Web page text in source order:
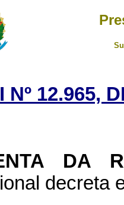
Nº 12.965,
DA
decreta